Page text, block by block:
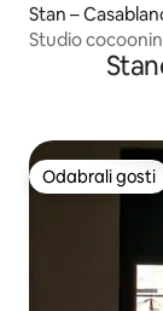
Stan –
Studio
Odabrali gosti
Odabrali gosti